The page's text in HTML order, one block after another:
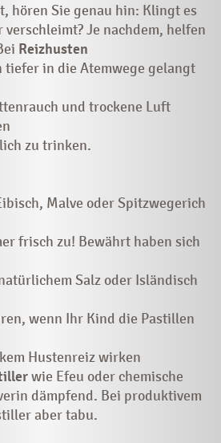
hören Sie genau hin: Klingt es
Je nachdem, helfen
Reizhusten
in die Atemwege gelangt
und trockene Luft
zu trinken.
Malve oder Spitzwegerich
frisch zu! Bewährt haben sich
Salz oder Isländisch
wenn Ihr Kind die Pastillen
Hustenreiz wirken
wie Efeu oder chemische
dämpfend. Bei produktivem
aber tabu.